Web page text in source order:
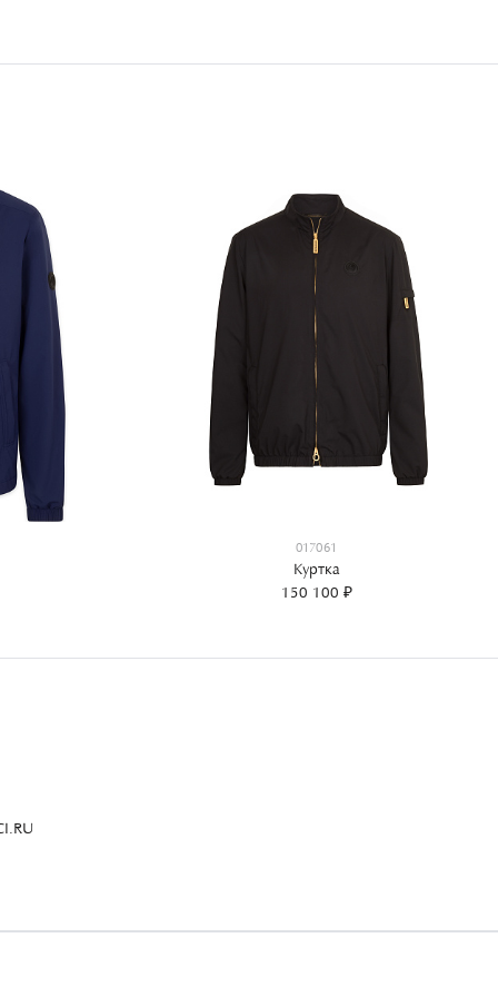
017061
Куртка
150 100 ₽